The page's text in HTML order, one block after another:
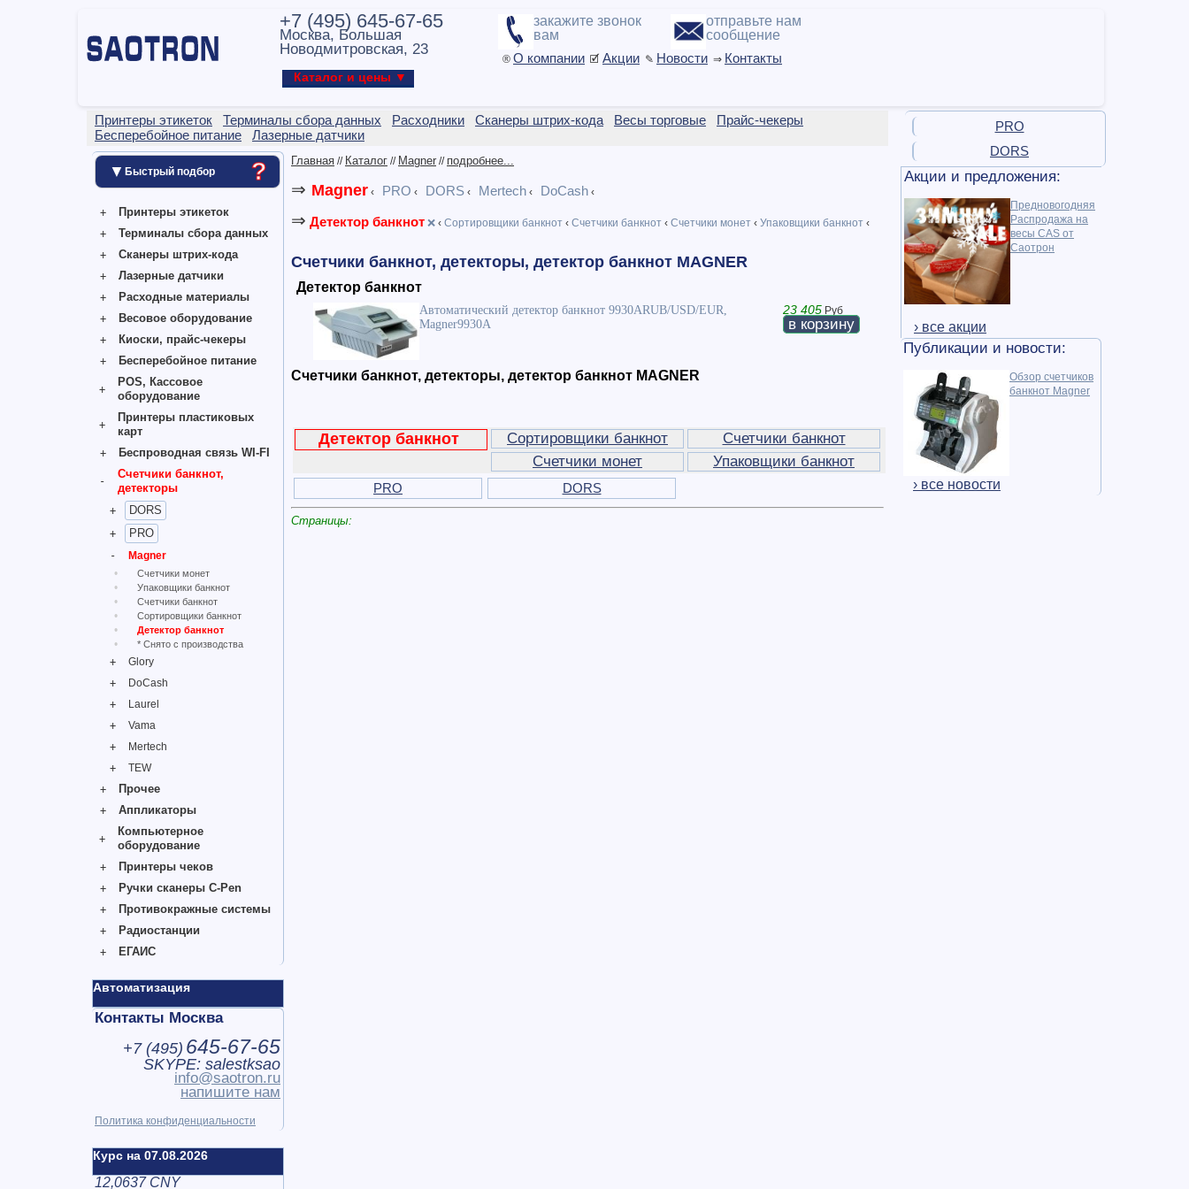
+7 (495) 645-67-65
Москва, Большая
Новодмитровская, 23
Каталог и цены ▼
закажите звонок
вам
отправьте нам
сообщение
® О компании 🗹 Акции ✎ Новости ⇒ Контакты
PRO
DORS
Акции и предложения:
Предновогодняя
Распродажа на
весы CAS от
Саотрон
› все акции
Публикации и новости:
Обзор счетчиков
банкнот Magner
› все новости
Принтеры этикеток Терминалы сбора данных Расходники Сканеры штрих-кода Весы торговые
Прайс-чекеры
Бесперебойное питание
Лазерные датчики
▼ Быстрый подбор ?
Принтеры этикеток
Терминалы сбора данных
Сканеры штрих-кода
Лазерные датчики
Расходные материалы
Весовое оборудование
Киоски, прайс-чекеры
Бесперебойное питание
POS, Кассовое
оборудование
Принтеры пластиковых
карт
Беспроводная связь WI-FI
Счетчики банкнот,
детекторы
DORS
PRO
Magner
Счетчики монет
Упаковщики банкнот
Счетчики банкнот
Сортировщики банкнот
Детектор банкнот
* Снято с производства
Glory
DoCash
Laurel
Vama
Mertech
TEW
Прочее
Аппликаторы
Компьютерное
оборудование
Принтеры чеков
Ручки сканеры C-Pen
Противокражные системы
Радиостанции
ЕГАИС
Автоматизация
Контакты Москва
+7 (495) 645-67-65
SKYPE: salestksao
info@saotron.ru
напишите нам
Политика конфиденциальности
Курс на 07.08.2026
12,0637 CNY
Главная // Каталог // Magner // подробнее...
⇒ Magner ‹ PRO ‹ DORS ‹ Mertech ‹ DoCash ‹
⇒ Детектор банкнот ❌ ‹ Сортировщики банкнот ‹ Счетчики банкнот ‹ Счетчики монет ‹ Упаковщики банкнот ‹
Счетчики банкнот, детекторы, детектор банкнот MAGNER
Детектор банкнот
Автоматический детектор банкнот 9930ARUB/USD/EUR,
Magner9930A
23 405 Руб
в корзину
Счетчики банкнот, детекторы, детектор банкнот MAGNER
Детектор банкнот Сортировщики банкнот
Счетчики банкнот
Счетчики монет
Упаковщики банкнот
PRO DORS
Страницы: